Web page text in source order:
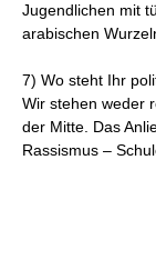
Jugendlichen mit
arabischen
7) Wo steht Ihr
Wir stehen weder
der Mitte. Das
Rassismus –